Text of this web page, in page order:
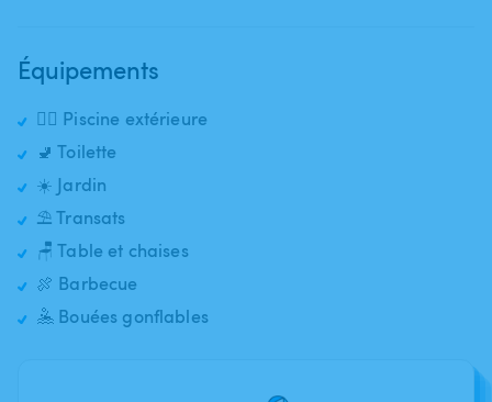
Équipements
🏊‍♂️ Piscine extérieure
🚽 Toilette
☀️ Jardin
⛱️ Transats
🪑 Table et chaises
🍖 Barbecue
🤽 Bouées gonflables